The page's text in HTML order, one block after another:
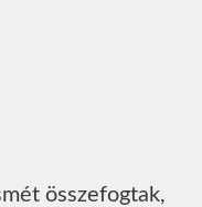
összefogtak,